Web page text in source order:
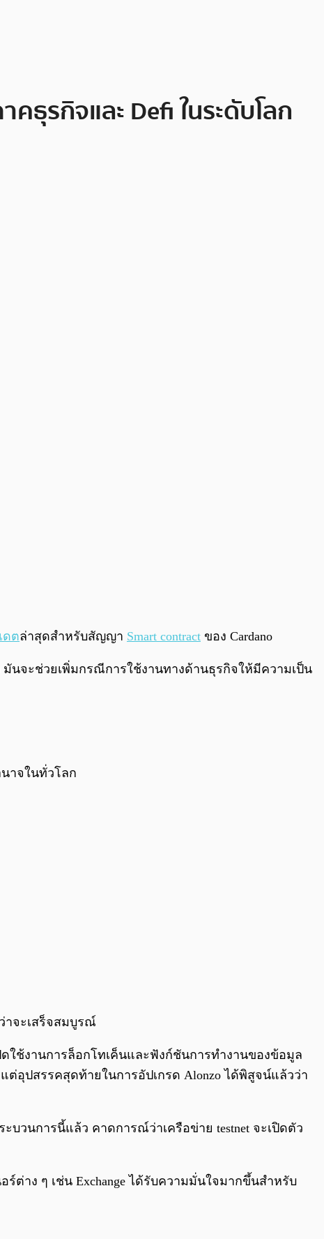
ธุรกิจและ Defi ในระดับโลก
0:00 /
ดตล่าสุดสำหรับสัญญา Smart contract ของ Cardano
มันจะช่วยเพิ่มกรณีการใช้งานทางด้านธุรกิจให้มีความเป็น
าจในทั่วโลก
าจะเสร็จสมบูรณ์
ดใช้งานการล็อกโทเค็นและฟังก์ชันการทำงานของข้อมูล
ต่อุปสรรคสุดท้ายในการอัปเกรด Alonzo ได้พิสูจน์แล้วว่า
ะบวนการนี้แล้ว คาดการณ์ว่าเครือข่าย testnet จะเปิดตัว
ต่าง ๆ เช่น Exchange ได้รับความมั่นใจมากขึ้นสำหรับ